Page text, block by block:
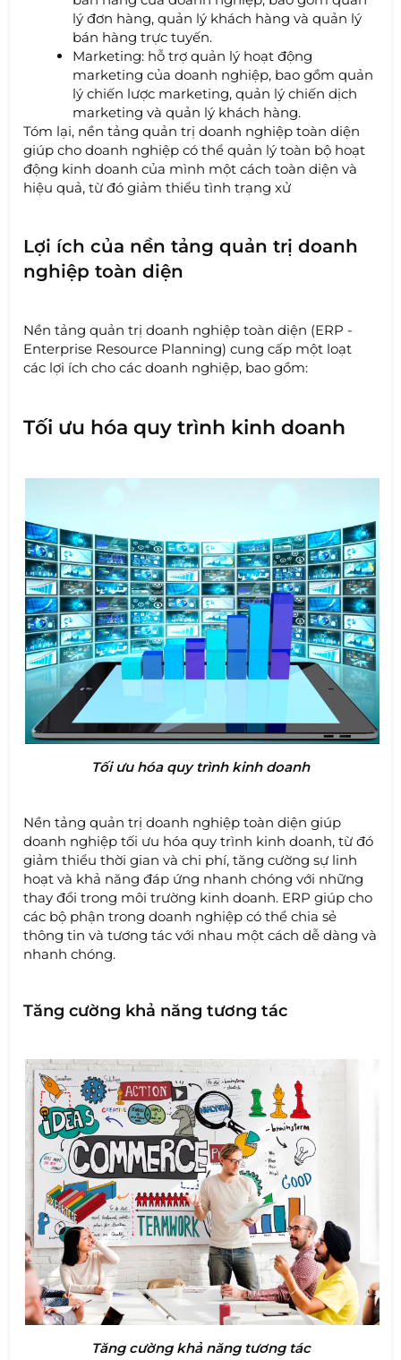
lý đơn hàng, quản lý khách hàng và quản lý
bán hàng trực tuyến.
Marketing: hỗ trợ quản lý hoạt động
marketing của doanh nghiệp, bao gồm quản
lý chiến lược marketing, quản lý chiến dịch
marketing và quản lý khách hàng.
Tóm lại, nền tảng quản trị doanh nghiệp toàn diện
giúp cho doanh nghiệp có thể quản lý toàn bộ hoạt
động kinh doanh của mình một cách toàn diện và
hiệu quả, từ đó giảm thiểu tình trạng xử
Lợi ích của nền tảng quản trị doanh
nghiệp toàn diện
Nền tảng quản trị doanh nghiệp toàn diện (ERP -
Enterprise Resource Planning) cung cấp một loạt
các lợi ích cho các doanh nghiệp, bao gồm:
Tối ưu hóa quy trình kinh doanh
Tối ưu hóa quy trình kinh doanh
Nền tảng quản trị doanh nghiệp toàn diện giúp
doanh nghiệp tối ưu hóa quy trình kinh doanh, từ đó
giảm thiểu thời gian và chi phí, tăng cường sự linh
hoạt và khả năng đáp ứng nhanh chóng với những
thay đổi trong môi trường kinh doanh. ERP giúp cho
các bộ phận trong doanh nghiệp có thể chia sẻ
thông tin và tương tác với nhau một cách dễ dàng và
nhanh chóng.
Tăng cường khả năng tương tác
Tăng cường khả năng tương tác